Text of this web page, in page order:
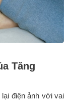
Tăng
điện ảnh với vai